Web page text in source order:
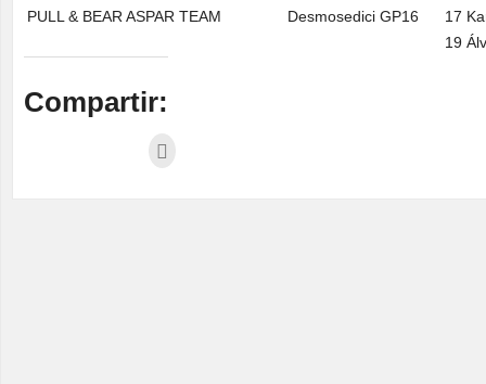
PULL & BEAR ASPAR TEAM
Desmosedici GP16
17
19
Compartir: